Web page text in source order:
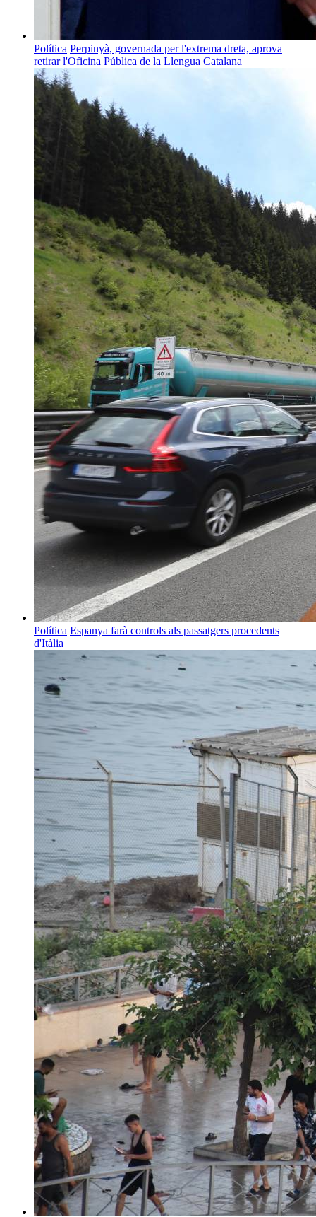
Política Perpinyà, governada per l'extrema dreta, aprova
retirar l'Oficina Pública de la Llengua Catalana
Política Espanya farà controls als passatgers procedents
d'Itàlia